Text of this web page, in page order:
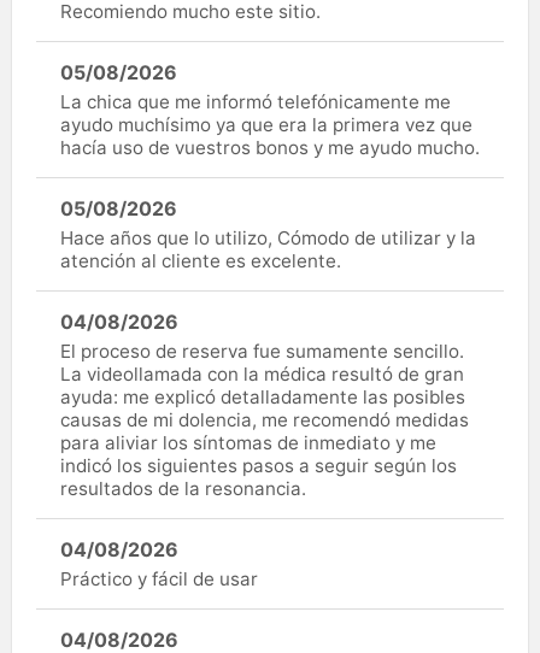
Recomiendo mucho este sitio.
05/08/2026
La chica que me informó telefónicamente me
ayudo muchísimo ya que era la primera vez que
hacía uso de vuestros bonos y me ayudo mucho.
05/08/2026
Hace años que lo utilizo, Cómodo de utilizar y la
atención al cliente es excelente.
04/08/2026
El proceso de reserva fue sumamente sencillo.
La videollamada con la médica resultó de gran
ayuda: me explicó detalladamente las posibles
causas de mi dolencia, me recomendó medidas
para aliviar los síntomas de inmediato y me
indicó los siguientes pasos a seguir según los
resultados de la resonancia.
04/08/2026
Práctico y fácil de usar
04/08/2026